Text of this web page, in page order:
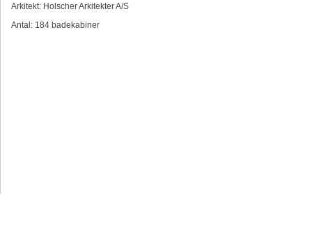
Arkitekt: Holscher Arkitekter A/S
Antal: 184 badekabiner